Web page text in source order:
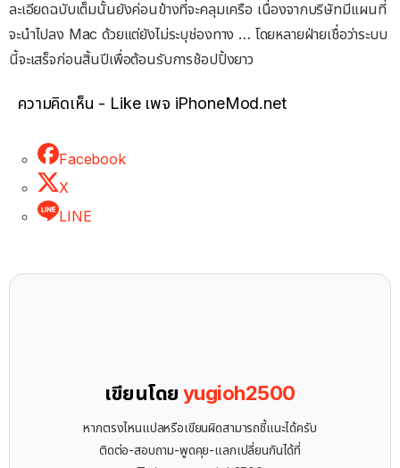
ละเอียดฉบับเต็มนั้นยังค่อนข้างที่จะคลุมเครือ เนื่องจากบริษัทมีแผนที่
จะนำไปลง Mac ด้วยแต่ยังไม่ระบุช่องทาง … โดยหลายฝ่ายเชื่อว่าระบบ
นี้จะเสร็จก่อนสิ้นปีเพื่อต้อนรับการช้อปปิ้งยาว
ความคิดเห็น - Like เพจ iPhoneMod.net
Facebook
X
LINE
เขียนโดยyugioh2500
หากตรงไหนแปลหรือเขียนผิดสามารถชี้แนะได้ครับ
ติดต่อ-สอบถาม-พูดคุย-แลกเปลี่ยนกันได้ที่